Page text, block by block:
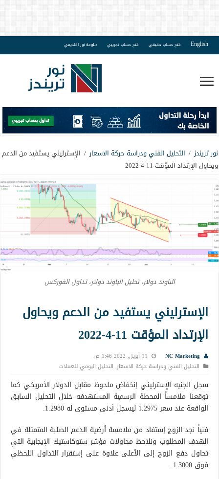
English فتح حساب حقيقي فتح حساب تجريبي دبلومة نور اكاديمي
نور تريندز / التحليل الفني ودراسة حركة الاسعار / الإسترليني يستفيد من الدعم
ويحاول الإرتداد المؤقت 11-4-2022
الباوند دولار، تحليل الباوند دولار، تداول الفوركس
الإسترليني يستفيد من الدعم ويحاول
الإرتداد المؤقت 11-4-2022
NC Marketing
11 أبريل, 2022 1:46 ص
التحليل الفني ودراسة حركة الاسعار, التحليل اليومي للعملات
سجل الجنيه الإسترليني إنخفاض ملحوظ مقابل الدولار الأمريكي كما
توقعنا ملامساً المحطة الرسمية المستهدفه خلال التحليل السابق
الواقعة عند سعر 1.2975 ليسجل أدنى مستوى له 1.2980.
فنياً نجد الزوج إستفاد من ملامسة أرضية الدعم الصلبة المتمثلة في
الهدف المطلوب ونلاحظ محاولات مؤشر ستوكاستيك الإيجابية التي
تحاول دفع الزوج إلى الأعلى علاوة على إستقرار التداول اللحظي
فوق 1.3000.